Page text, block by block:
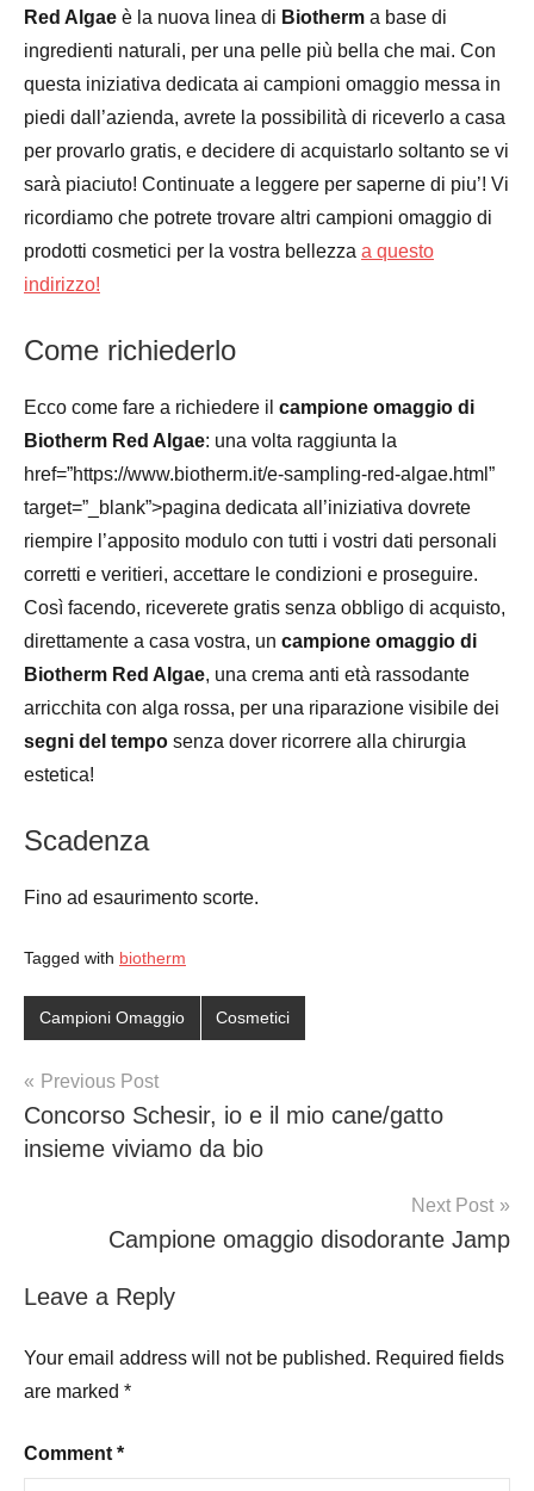
Red Algae è la nuova linea di Biotherm a base di
ingredienti naturali, per una pelle più bella che mai. Con
questa iniziativa dedicata ai campioni omaggio messa in
piedi dall’azienda, avrete la possibilità di riceverlo a casa
per provarlo gratis, e decidere di acquistarlo soltanto se vi
sarà piaciuto! Continuate a leggere per saperne di piu’! Vi
ricordiamo che potrete trovare altri campioni omaggio di
prodotti cosmetici per la vostra bellezza a questo
indirizzo!
Come richiederlo
Ecco come fare a richiedere il campione omaggio di
Biotherm Red Algae: una volta raggiunta la
href=”https://www.biotherm.it/e-sampling-red-algae.html”
target=”_blank”>pagina dedicata all’iniziativa dovrete
riempire l’apposito modulo con tutti i vostri dati personali
corretti e veritieri, accettare le condizioni e proseguire.
Così facendo, riceverete gratis senza obbligo di acquisto,
direttamente a casa vostra, un campione omaggio di
Biotherm Red Algae, una crema anti età rassodante
arricchita con alga rossa, per una riparazione visibile dei
segni del tempo senza dover ricorrere alla chirurgia
estetica!
Scadenza
Fino ad esaurimento scorte.
Tagged with biotherm
Campioni Omaggio Cosmetici
Post
navigation
Previous Post
Concorso Schesir, io e il mio cane/gatto
insieme viviamo da bio
Next Post
Campione omaggio disodorante Jamp
Leave a Reply
Your email address will not be published. Required fields
are marked *
Comment *